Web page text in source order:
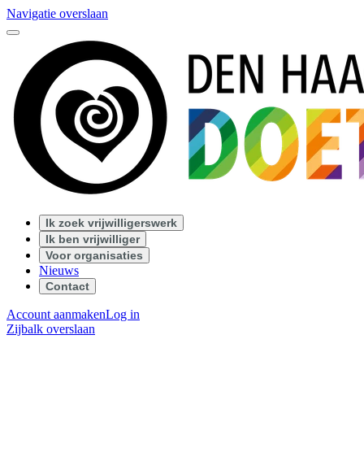
Navigatie overslaan
Ik zoek vrijwilligerswerk
Ik ben vrijwilliger
Voor organisaties
Nieuws
Contact
Account aanmakenLog in
Zijbalk overslaan